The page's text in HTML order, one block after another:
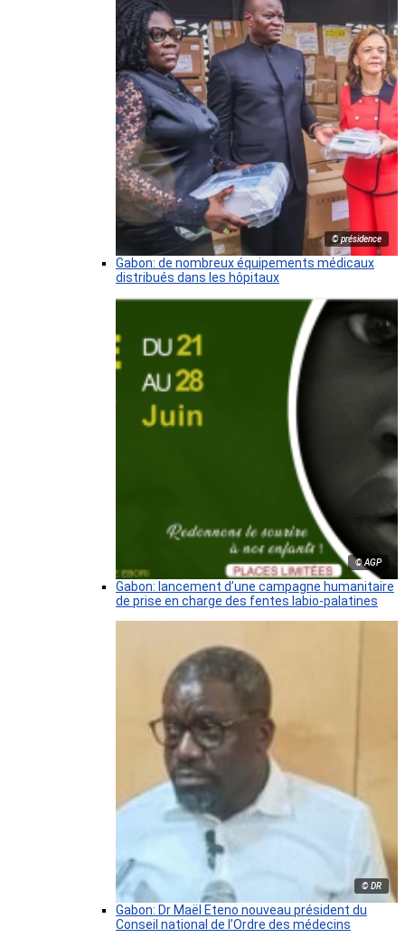
© présidence
Gabon: de nombreux équipements médicaux
distribués dans les hôpitaux
© AGP
Gabon: lancement d’une campagne humanitaire
de prise en charge des fentes labio-palatines
© DR
Gabon: Dr Maël Eteno nouveau président du
Conseil national de l’Ordre des médecins